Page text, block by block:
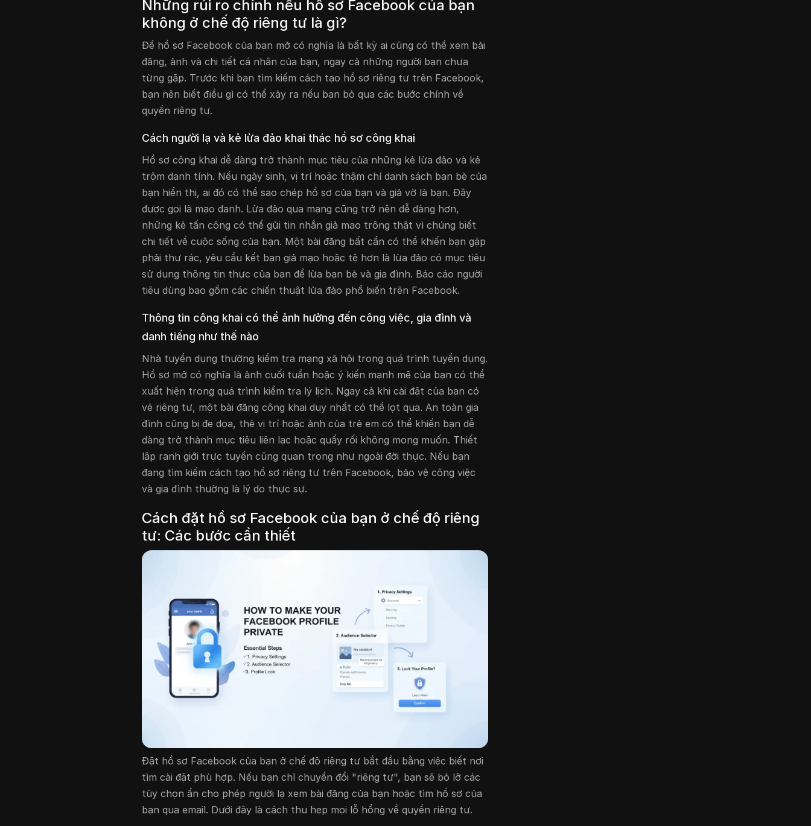
Những rủi ro chính nếu hồ sơ Facebook của bạn
không ở chế độ riêng tư là gì?
Để hồ sơ Facebook của bạn mở có nghĩa là bất kỳ ai cũng có thể xem bài
đăng, ảnh và chi tiết cá nhân của bạn, ngay cả những người bạn chưa
từng gặp. Trước khi bạn tìm kiếm cách tạo hồ sơ riêng tư trên Facebook,
bạn nên biết điều gì có thể xảy ra nếu bạn bỏ qua các bước chính về
quyền riêng tư.
Cách người lạ và kẻ lừa đảo khai thác hồ sơ công khai
Hồ sơ công khai dễ dàng trở thành mục tiêu của những kẻ lừa đảo và kẻ
trộm danh tính. Nếu ngày sinh, vị trí hoặc thậm chí danh sách bạn bè của
bạn hiển thị, ai đó có thể sao chép hồ sơ của bạn và giả vờ là bạn. Đây
được gọi là mạo danh. Lừa đảo qua mạng cũng trở nên dễ dàng hơn,
những kẻ tấn công có thể gửi tin nhắn giả mạo trông thật vì chúng biết
chi tiết về cuộc sống của bạn. Một bài đăng bất cẩn có thể khiến bạn gặp
phải thư rác, yêu cầu kết bạn giả mạo hoặc tệ hơn là lừa đảo có mục tiêu
sử dụng thông tin thực của bạn để lừa bạn bè và gia đình. Báo cáo người
tiêu dùng bao gồm các chiến thuật lừa đảo phổ biến trên Facebook.
Thông tin công khai có thể ảnh hưởng đến công việc, gia đình và
danh tiếng như thế nào
Nhà tuyển dụng thường kiểm tra mạng xã hội trong quá trình tuyển dụng.
Hồ sơ mở có nghĩa là ảnh cuối tuần hoặc ý kiến mạnh mẽ của bạn có thể
xuất hiện trong quá trình kiểm tra lý lịch. Ngay cả khi cài đặt của bạn có
vẻ riêng tư, một bài đăng công khai duy nhất có thể lọt qua. An toàn gia
đình cũng bị đe dọa, thẻ vị trí hoặc ảnh của trẻ em có thể khiến bạn dễ
dàng trở thành mục tiêu liên lạc hoặc quấy rối không mong muốn. Thiết
lập ranh giới trực tuyến cũng quan trọng như ngoài đời thực. Nếu bạn
đang tìm kiếm cách tạo hồ sơ riêng tư trên Facebook, bảo vệ công việc
và gia đình thường là lý do thực sự.
Cách đặt hồ sơ Facebook của bạn ở chế độ riêng
tư: Các bước cần thiết
Đặt hồ sơ Facebook của bạn ở chế độ riêng tư bắt đầu bằng việc biết nơi
tìm cài đặt phù hợp. Nếu bạn chỉ chuyển đổi "riêng tư", bạn sẽ bỏ lỡ các
tùy chọn ẩn cho phép người lạ xem bài đăng của bạn hoặc tìm hồ sơ của
bạn qua email. Dưới đây là cách thu hẹp mọi lỗ hổng về quyền riêng tư.